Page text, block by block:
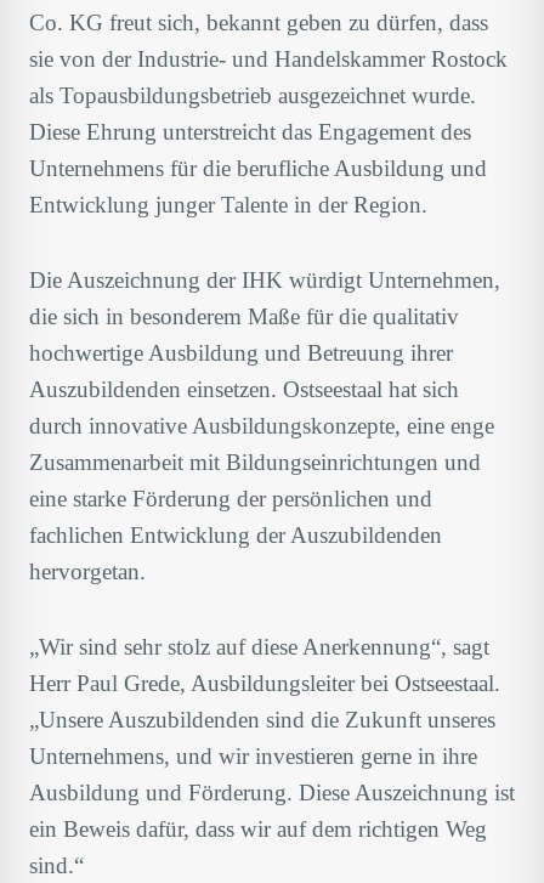
Co. KG freut sich, bekannt geben zu dürfen, dass
sie von der Industrie- und Handelskammer Rostock
als Topausbildungsbetrieb ausgezeichnet wurde.
Diese Ehrung unterstreicht das Engagement des
Unternehmens für die berufliche Ausbildung und
Entwicklung junger Talente in der Region.
Die Auszeichnung der IHK würdigt Unternehmen,
die sich in besonderem Maße für die qualitativ
hochwertige Ausbildung und Betreuung ihrer
Auszubildenden einsetzen. Ostseestaal hat sich
durch innovative Ausbildungskonzepte, eine enge
Zusammenarbeit mit Bildungseinrichtungen und
eine starke Förderung der persönlichen und
fachlichen Entwicklung der Auszubildenden
hervorgetan.
„Wir sind sehr stolz auf diese Anerkennung“, sagt
Herr Paul Grede, Ausbildungsleiter bei Ostseestaal.
„Unsere Auszubildenden sind die Zukunft unseres
Unternehmens, und wir investieren gerne in ihre
Ausbildung und Förderung. Diese Auszeichnung ist
ein Beweis dafür, dass wir auf dem richtigen Weg
sind.“